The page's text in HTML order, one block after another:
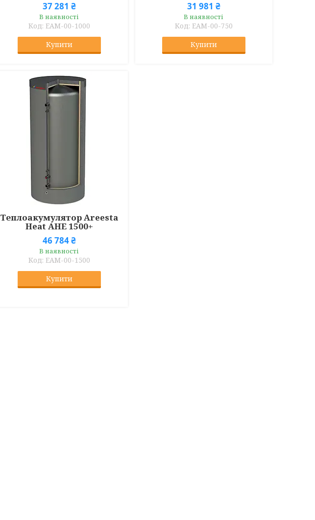
37 281 ₴
В наявності
ЕАМ-00-1000
Купити
31 981 ₴
В наявності
ЕАМ-00-750
Купити
Теплоакумулятор Areesta
Heat AHE 1500+
46 784 ₴
В наявності
ЕАМ-00-1500
Купити